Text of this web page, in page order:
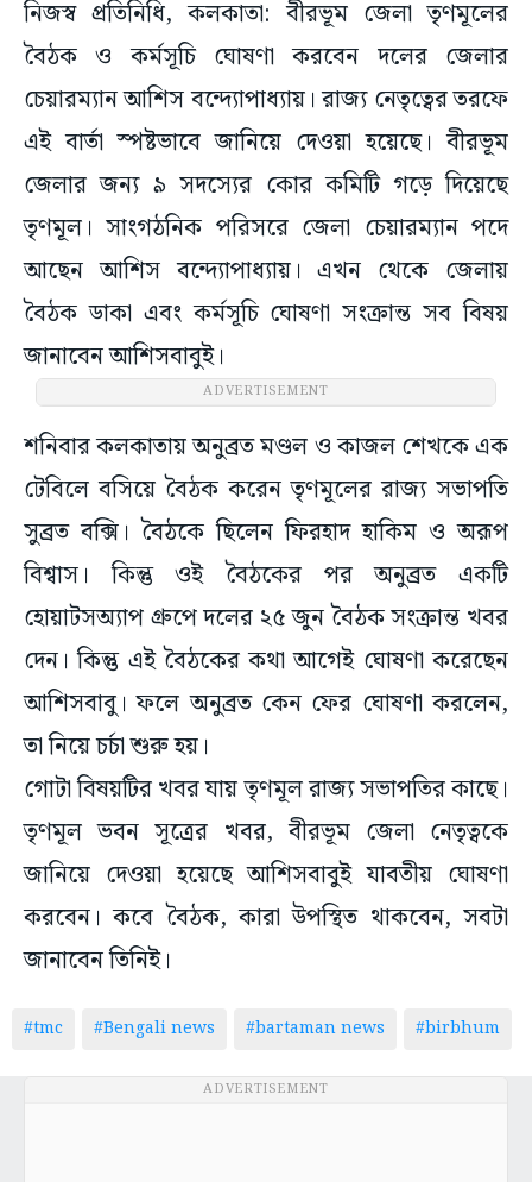
নিজস্ব প্রতিনিধি, কলকাতা: বীরভূম জেলা তৃণমূলের
বৈঠক ও কর্মসূচি ঘোষণা করবেন দলের জেলার
চেয়ারম্যান আশিস বন্দ্যোপাধ্যায়। রাজ্য নেতৃত্বের তরফে
এই বার্তা স্পষ্টভাবে জানিয়ে দেওয়া হয়েছে। বীরভূম
জেলার জন্য ৯ সদস্যের কোর কমিটি গড়ে দিয়েছে
তৃণমূল। সাংগঠনিক পরিসরে জেলা চেয়ারম্যান পদে
আছেন আশিস বন্দ্যোপাধ্যায়। এখন থেকে জেলায়
বৈঠক ডাকা এবং কর্মসূচি ঘোষণা সংক্রান্ত সব বিষয়
জানাবেন আশিসবাবুই।
ADVERTISEMENT
শনিবার কলকাতায় অনুব্রত মণ্ডল ও কাজল শেখকে এক
টেবিলে বসিয়ে বৈঠক করেন তৃণমূলের রাজ্য সভাপতি
সুব্রত বক্সি। বৈঠকে ছিলেন ফিরহাদ হাকিম ও অরূপ
বিশ্বাস। কিন্তু ওই বৈঠকের পর অনুব্রত একটি
হোয়াটসঅ্যাপ গ্রুপে দলের ২৫ জুন বৈঠক সংক্রান্ত খবর
দেন। কিন্তু এই বৈঠকের কথা আগেই ঘোষণা করেছেন
আশিসবাবু। ফলে অনুব্রত কেন ফের ঘোষণা করলেন,
তা নিয়ে চর্চা শুরু হয়।
গোটা বিষয়টির খবর যায় তৃণমূল রাজ্য সভাপতির কাছে।
তৃণমূল ভবন সূত্রের খবর, বীরভূম জেলা নেতৃত্বকে
জানিয়ে দেওয়া হয়েছে আশিসবাবুই যাবতীয় ঘোষণা
করবেন। কবে বৈঠক, কারা উপস্থিত থাকবেন, সবটা
জানাবেন তিনিই।
#tmc #Bengali news #bartaman news #birbhum
ADVERTISEMENT